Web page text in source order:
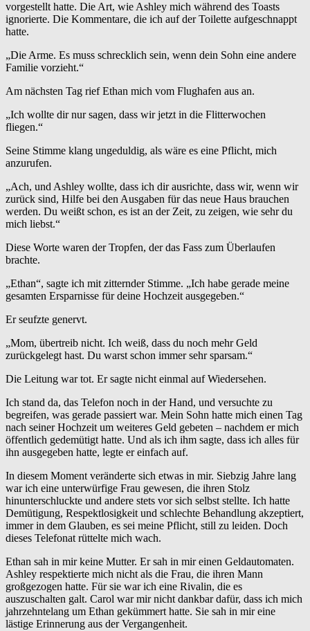
vorgestellt hatte. Die Art, wie Ashley mich während des Toasts
ignorierte. Die Kommentare, die ich auf der Toilette aufgeschnappt
hatte.
„Die Arme. Es muss schrecklich sein, wenn dein Sohn eine andere
Familie vorzieht.“
Am nächsten Tag rief Ethan mich vom Flughafen aus an.
„Ich wollte dir nur sagen, dass wir jetzt in die Flitterwochen
fliegen.“
Seine Stimme klang ungeduldig, als wäre es eine Pflicht, mich
anzurufen.
„Ach, und Ashley wollte, dass ich dir ausrichte, dass wir, wenn wir
zurück sind, Hilfe bei den Ausgaben für das neue Haus brauchen
werden. Du weißt schon, es ist an der Zeit, zu zeigen, wie sehr du
mich liebst.“
Diese Worte waren der Tropfen, der das Fass zum Überlaufen
brachte.
„Ethan“, sagte ich mit zitternder Stimme. „Ich habe gerade meine
gesamten Ersparnisse für deine Hochzeit ausgegeben.“
Er seufzte genervt.
„Mom, übertreib nicht. Ich weiß, dass du noch mehr Geld
zurückgelegt hast. Du warst schon immer sehr sparsam.“
Die Leitung war tot. Er sagte nicht einmal auf Wiedersehen.
Ich stand da, das Telefon noch in der Hand, und versuchte zu
begreifen, was gerade passiert war. Mein Sohn hatte mich einen Tag
nach seiner Hochzeit um weiteres Geld gebeten – nachdem er mich
öffentlich gedemütigt hatte. Und als ich ihm sagte, dass ich alles für
ihn ausgegeben hatte, legte er einfach auf.
In diesem Moment veränderte sich etwas in mir. Siebzig Jahre lang
war ich eine unterwürfige Frau gewesen, die ihren Stolz
hinunterschluckte und andere stets vor sich selbst stellte. Ich hatte
Demütigung, Respektlosigkeit und schlechte Behandlung akzeptiert,
immer in dem Glauben, es sei meine Pflicht, still zu leiden. Doch
dieses Telefonat rüttelte mich wach.
Ethan sah in mir keine Mutter. Er sah in mir einen Geldautomaten.
Ashley respektierte mich nicht als die Frau, die ihren Mann
großgezogen hatte. Für sie war ich eine Rivalin, die es
auszuschalten galt. Carol war mir nicht dankbar dafür, dass ich mich
jahrzehntelang um Ethan gekümmert hatte. Sie sah in mir eine
lästige Erinnerung aus der Vergangenheit.